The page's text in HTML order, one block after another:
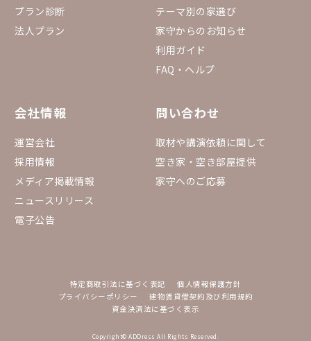
プラン診断
法人プラン
テーマ別の家選び
家守からのお知らせ
利用ガイド
FAQ・ヘルプ
会社情報
運営会社
採用情報
メディア掲載情報
ニュースリリース
電子公告
問い合わせ
取材や講演依頼に関して
空き家・空き部屋提供
家守へのご応募
特定商取引法に基づく表記
個人情報保護方針
プライバシーポリシー
建物賃貸借契約及び利用規約
資金決済法に基づく表示
Copyright© ADDress All Rights Reserved.